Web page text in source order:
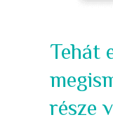
Tehát
része